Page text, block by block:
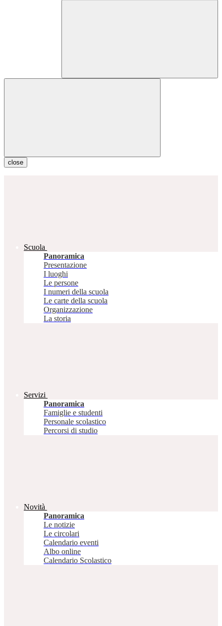
close
Scuola
Panoramica
Presentazione
I luoghi
Le persone
I numeri della scuola
Le carte della scuola
Organizzazione
La storia
Servizi
Panoramica
Famiglie e studenti
Personale scolastico
Percorsi di studio
Novità
Panoramica
Le notizie
Le circolari
Calendario eventi
Albo online
Calendario Scolastico